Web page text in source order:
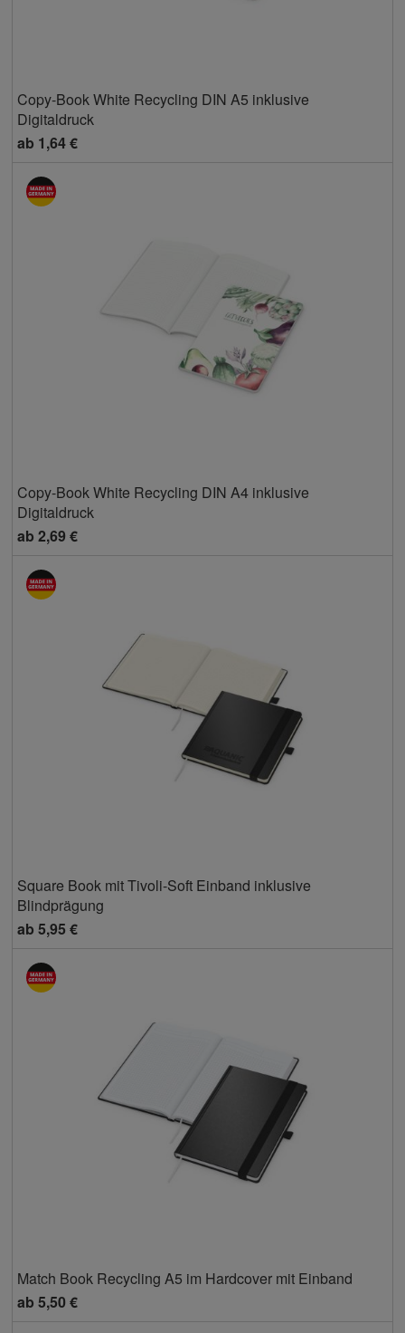
Copy-Book White Recycling DIN A5 inklusive
Digitaldruck
ab 1,64 €
Copy-Book White Recycling DIN A4 inklusive
Digitaldruck
ab 2,69 €
Square Book mit Tivoli-Soft Einband inklusive
Blindprägung
ab 5,95 €
Match Book Recycling A5 im Hardcover mit Einband
ab 5,50 €